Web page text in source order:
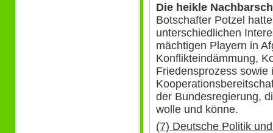
Die heikle
Botschafter Potzel
unterschiedlichen
mächtigen Playern in
Konflikteindämmung,
Friedensprozess sowie
der Bundesregierung,
wolle und könne.
(7) Deutsche Politik